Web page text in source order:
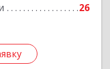
26
Подробнее